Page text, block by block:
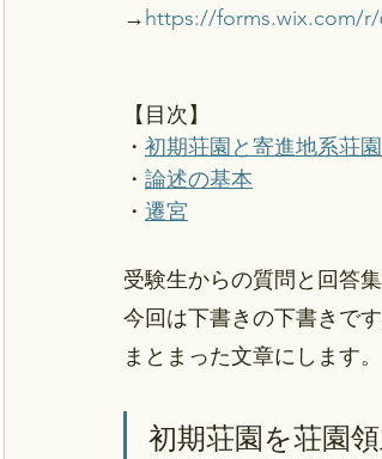
→ https://forms.wix.com/r/
【目次】
・ 初期荘園と寄進地系荘園
・ 論述の基本
・ 遷宮
受験生からの質問と回答集
今回は下書きの下書きです
まとまった文章にします。
初期荘園を荘園